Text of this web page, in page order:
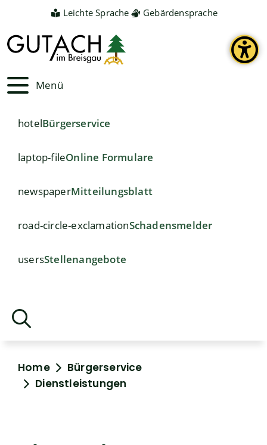
Leichte Sprache Gebärdensprache
Menü
hotelBürgerservice
laptop-fileOnline Formulare
newspaperMitteilungsblatt
road-circle-exclamationSchadensmelder
usersStellenangebote
Home
Bürgerservice
Dienstleistungen